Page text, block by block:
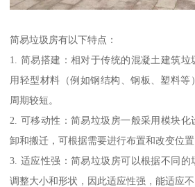
简易垃圾房有以下特点：
1. 简易搭建：相对于传统的混凝土建筑
用轻型材料（例如钢结构、钢板、塑料等
周期较短。
2. 可移动性：简易垃圾房一般采用模块
卸和搬迁，可根据需要进行布置和改变位置
3. 适应性强：简易垃圾房可以根据不同的
调整大小和形状，因此适应性强，能适应不